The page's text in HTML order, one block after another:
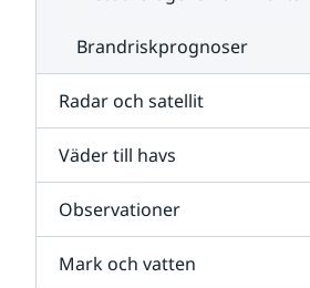
Brandriskprognoser
Radar och satellit
Väder till havs
Observationer
Mark och vatten